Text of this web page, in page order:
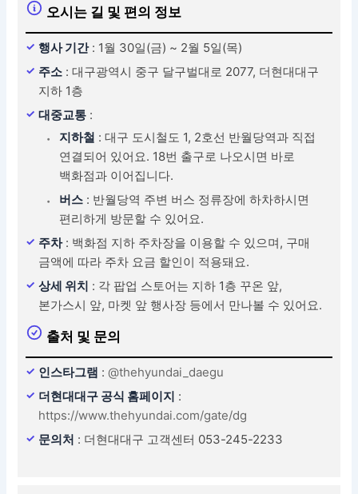
오시는 길 및 편의 정보
행사 기간 : 1월 30일(금) ~ 2월 5일(목)
주소 : 대구광역시 중구 달구벌대로 2077, 더현대대구
지하 1층
대중교통 :
지하철 : 대구 도시철도 1, 2호선 반월당역과 직접
연결되어 있어요. 18번 출구로 나오시면 바로
백화점과 이어집니다.
버스 : 반월당역 주변 버스 정류장에 하차하시면
편리하게 방문할 수 있어요.
주차 : 백화점 지하 주차장을 이용할 수 있으며, 구매
금액에 따라 주차 요금 할인이 적용돼요.
상세 위치 : 각 팝업 스토어는 지하 1층 꾸온 앞,
본가스시 앞, 마켓 앞 행사장 등에서 만나볼 수 있어요.
출처 및 문의
인스타그램 :@thehyundai_daegu
더현대대구 공식 홈페이지 :
https://www.thehyundai.com/gate/dg
문의처 : 더현대대구 고객센터 053-245-2233